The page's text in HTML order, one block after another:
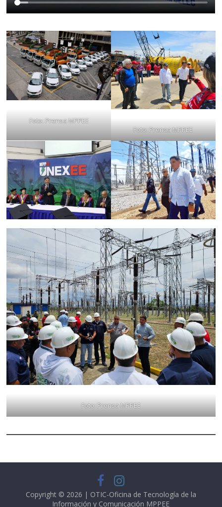
Foto: Prensa MPPEE
Foto: Prensa MPPEE
Foto: Prensa MPPEE
Copyright © 2026 | OTIC-Oficina de Tecnología de la
Información y Comunicación MPPEE